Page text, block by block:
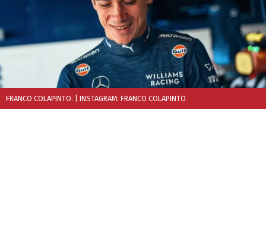
FRANCO COLAPINTO. | INSTAGRAM: FRANCO COLAPINTO